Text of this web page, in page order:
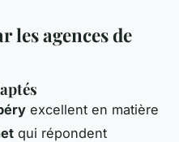
les agences de
excellent en matière
qui répondent